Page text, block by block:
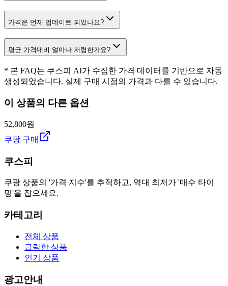
가격은 언제 업데이트 되었나요?
평균 가격대비 얼마나 저렴한가요?
* 본 FAQ는 쿠스피 AI가 수집한 가격 데이터를 기반으로 자동
생성되었습니다. 실제 구매 시점의 가격과 다를 수 있습니다.
이 상품의 다른 옵션
52,800원
쿠팡 구매
쿠스피
쿠팡 상품의 '가격 지수'를 추적하고, 역대 최저가 '매수 타이
밍'을 잡으세요.
카테고리
전체 상품
급락한 상품
인기 상품
광고안내